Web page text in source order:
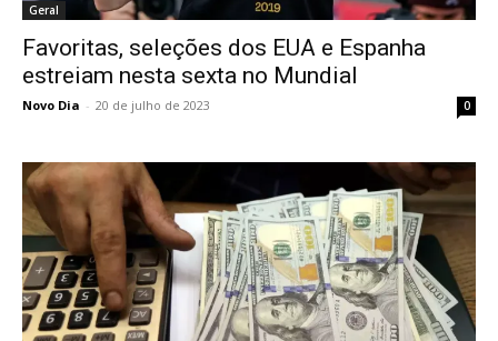
Geral
Favoritas, seleções dos EUA e Espanha
estreiam nesta sexta no Mundial
Novo Dia - 20 de julho de 2023 0